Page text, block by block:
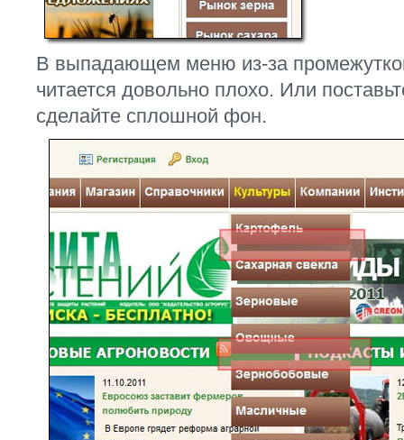
В выпадающем меню из-за
читается довольно плохо. Или
сделайте сплошной фон.